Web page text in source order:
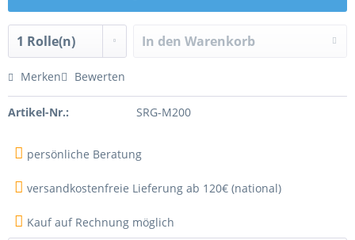
In den Warenkorb
Merken Bewerten
Artikel-Nr.: SRG-M200
persönliche Beratung
versandkostenfreie Lieferung ab 120€ (national)
Kauf auf Rechnung möglich